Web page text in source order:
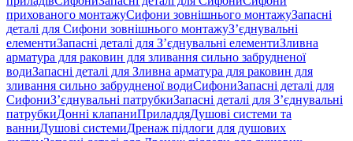
прихованого монтажуСифони зовнішнього монтажуЗапасні
деталі для Сифони зовнішнього монтажуЗ’єднувальні
елементиЗапасні деталі для З’єднувальні елементиЗливна
арматура для раковин для зливання сильно забрудненої
водиЗапасні деталі для Зливна арматура для раковин для
зливання сильно забрудненої водиСифониЗапасні деталі для
СифониЗ’єднувальні патрубкиЗапасні деталі для З’єднувальні
патрубкиДонні клапаниПриладдяДушові системи та
ванниДушові системиДренаж підлоги для душових